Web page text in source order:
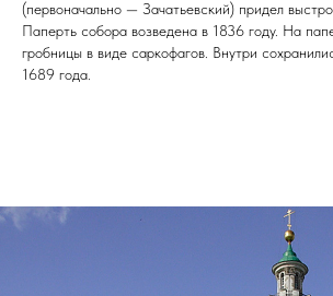
(первоначально — Зачатьевский) придел
Паперть собора возведена в 1836 году. На
гробницы в виде саркофагов. Внутри
1689 года.